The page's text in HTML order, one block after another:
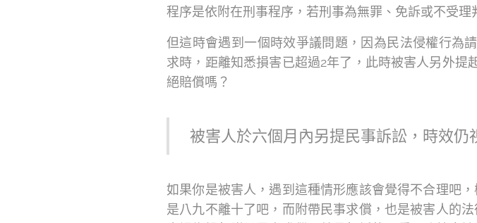
程序是依附在刑事程序，若刑事為無罪、免訴或不受
但這時會遇到一個時效爭議問題，因為民法侵權行為
求時，距離知悉損害已超過2年了，此時被害人另外
絕賠償嗎？
被害人於六個月內另提民事訴訟，時效
如果你是被害人，遇到這種情形應該會覺得不合理吧
是八九不離十了吧，而附帶民事求償，也是被害人的